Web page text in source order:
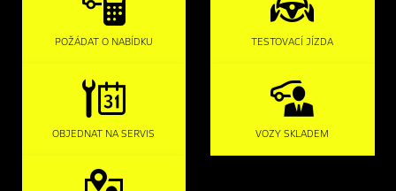
POŽÁDAT O NABÍDKU TESTOVACÍ JÍZDA
OBJEDNAT NA SERVIS VOZY SKLADEM